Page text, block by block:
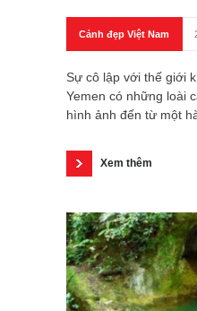
Cảnh đẹp Việt Nam
Sự cô lập với thế giới
Yemen có những loài
hình ảnh đến từ một
Xem thêm